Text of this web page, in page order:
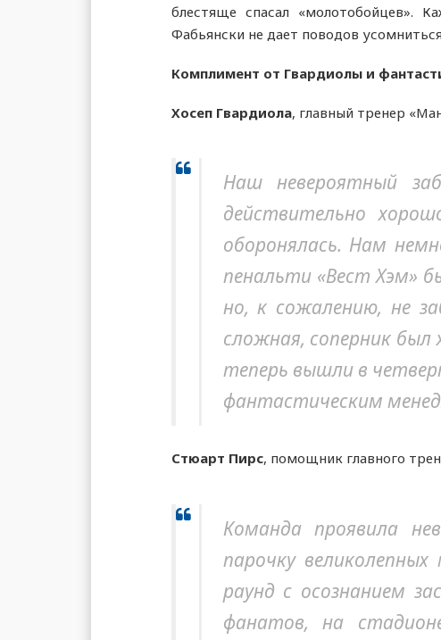
блестяще спасал
Фабьянски не дает поводов
Комплимент от Гвардиолы и
Хосеп Гвардиола, главный тренер
Наш невероятный
действительно
оборонялась. Нам
пенальти «Вест Хэм»
но, к сожалению, не
сложная, соперник
теперь вышли в
фантастическим
Стюарт Пирс, помощник главного
Команда проявила
парочку
раунд с осознанием
фанатов, на